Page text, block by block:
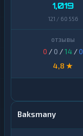
1,019
121 / 60 556
0 / 0 /14 /0
4,8 ★
Baksmany